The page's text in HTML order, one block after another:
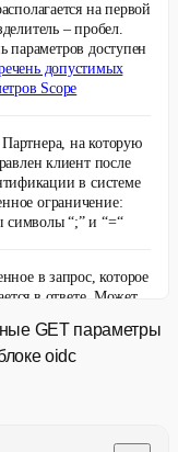
на первой
– пробел.
параметров доступен
допустимых
Scope
на которую
клиент после
в системе
ограничение:
символы “;” и “=“
в запрос, которое
в ответе. Может
межсайтовых
генерируемое
GET параметры
oidc